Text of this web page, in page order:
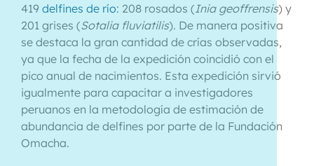
419 delfines de río: 208 rosados (Inia geoffrensis) y
201 grises (Sotalia fluviatilis). De manera positiva
se destaca la gran cantidad de crías observadas,
ya que la fecha de la expedición coincidió con el
pico anual de nacimientos. Esta expedición sirvió
igualmente para capacitar a investigadores
peruanos en la metodología de estimación de
abundancia de delfines por parte de la Fundación
Omacha.